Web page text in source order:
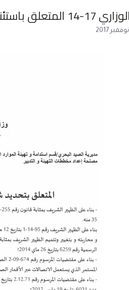
صيد الاخطبوط شمال سيدي الغازي